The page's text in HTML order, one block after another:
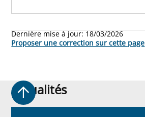
Dernière mise à jour: 18/03/2026
Proposer une correction sur cette page
Actualités
Actualités